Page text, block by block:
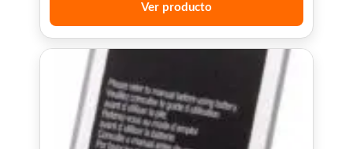
Ver producto